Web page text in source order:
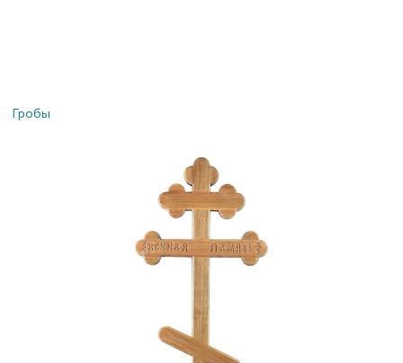
Гробы